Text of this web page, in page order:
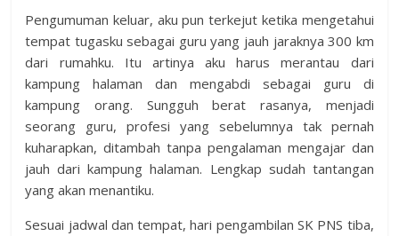
Pengumuman keluar, aku pun terkejut ketika mengetahui
tempat tugasku sebagai guru yang jauh jaraknya 300 km
dari rumahku. Itu artinya aku harus merantau dari
kampung halaman dan mengabdi sebagai guru di
kampung orang. Sungguh berat rasanya, menjadi
seorang guru, profesi yang sebelumnya tak pernah
kuharapkan, ditambah tanpa pengalaman mengajar dan
jauh dari kampung halaman. Lengkap sudah tantangan
yang akan menantiku.
Sesuai jadwal dan tempat, hari pengambilan SK PNS tiba,